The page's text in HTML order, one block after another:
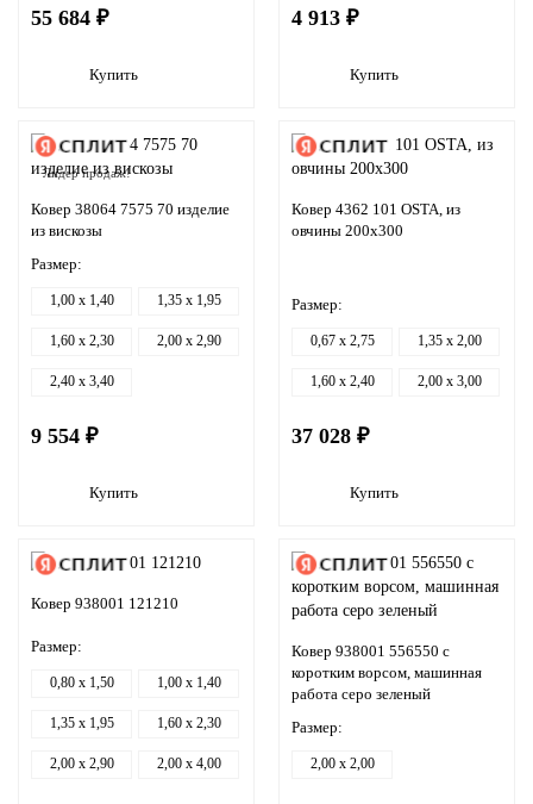
55 684 ₽
Купить
4 913 ₽
Купить
Лидер продаж!
Ковер 38064 7575 70 изделие
из вискозы
Размер:
1,00 x 1,40 1,35 x 1,95
1,60 x 2,30 2,00 x 2,90
2,40 x 3,40
9 554 ₽
Купить
Ковер 4362 101 OSTA, из
овчины 200х300
Размер:
0,67 x 2,75 1,35 x 2,00
1,60 x 2,40 2,00 x 3,00
37 028 ₽
Купить
Ковер 938001 121210
Размер:
0,80 x 1,50 1,00 x 1,40
1,35 x 1,95 1,60 x 2,30
2,00 x 2,90 2,00 x 4,00
Ковер 938001 556550 с
коротким ворсом, машинная
работа серо зеленый
Размер:
2,00 x 2,00